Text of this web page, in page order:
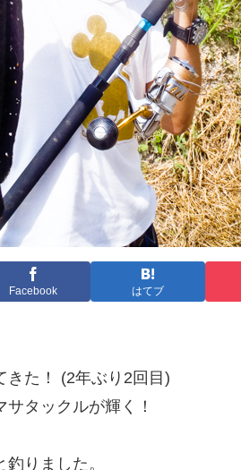
Facebook はてブ
きた！ (2年ぶり2回目)
タックルが輝く！
りました。